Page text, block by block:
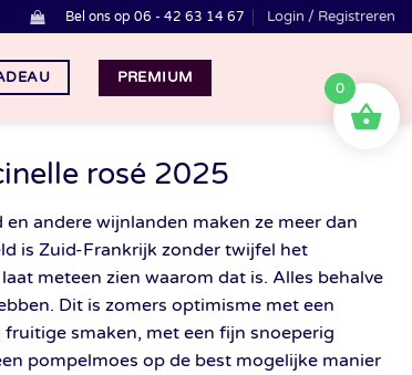
Bel ons op 06 - 42 63 14 67 Login / Registreren
PREMIUM
rosé 2025
andere wijnlanden maken ze meer dan
is Zuid-Frankrijk zonder twijfel het
meteen zien waarom dat is. Alles behalve
Dit is zomers optimisme met een
smaken, met een fijn snoeperig
pompelmoes op de best mogelijke manier
0